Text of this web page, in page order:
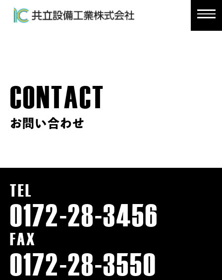
CONTACT
お問い合わせ
TEL
0172-28-3456
FAX
0172-28-3550